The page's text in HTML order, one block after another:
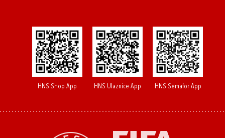
HNS Shop App HNS Ulaznice App HNS Semafor App